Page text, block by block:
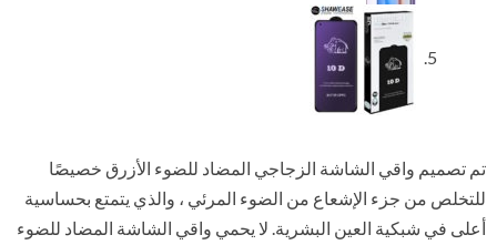
تم تصميم واقي الشاشة الزجاجي المضاد للضوء الأزرق خصيصًا
للتخلص من جزء الإشعاع من الضوء المرئي ، والذي يتمتع بحساسية
أعلى في شبكية العين البشرية. لا يحمي واقي الشاشة المضاد للضوء